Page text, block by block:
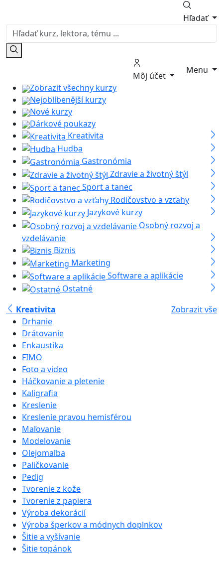
Hľadať
Môj účet
Menu
Zobrazit všechny kurzy
Nejoblíbenější kurzy
Nové kurzy
Dárkové poukazy
Kreativita
Hudba
Gastronómia
Zdravie a životný štýl
Sport a tanec
Rodičovstvo a vzťahy
Jazykové kurzy
Osobný rozvoj a
vzdelávanie
Biznis
Marketing
Software a aplikácie
Ostatné
Kreativita
Zobrazit vše
Drhanie
Drátovanie
Enkaustika
FIMO
Foto a video
Háčkovanie a pletenie
Kaligrafia
Kreslenie
Kreslenie pravou hemisférou
Maľovanie
Modelovanie
Olejomaľba
Paličkovanie
Pedig
Tvorenie z kože
Tvorenie z papiera
Výroba dekorácií
Výroba šperkov a módnych doplnkov
Šitie a vyšívanie
Šitie topánok